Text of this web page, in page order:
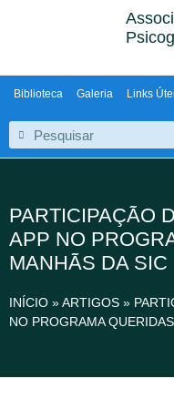
Biblioteca Galeria Links
PARTICIPAÇÃO
APP NO
MANHÃS DA SIC
INÍCIO »ARTIGOS »
NO PROGRAMA